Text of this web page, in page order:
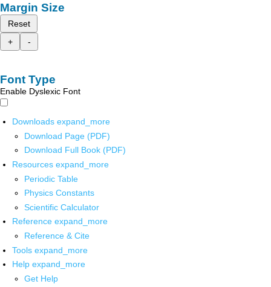
Margin Size
Reset
+
-
Font Type
Enable Dyslexic Font
Downloads expand_more
Download Page (PDF)
Download Full Book (PDF)
Resources expand_more
Periodic Table
Physics Constants
Scientific Calculator
Reference expand_more
Reference & Cite
Tools expand_more
Help expand_more
Get Help